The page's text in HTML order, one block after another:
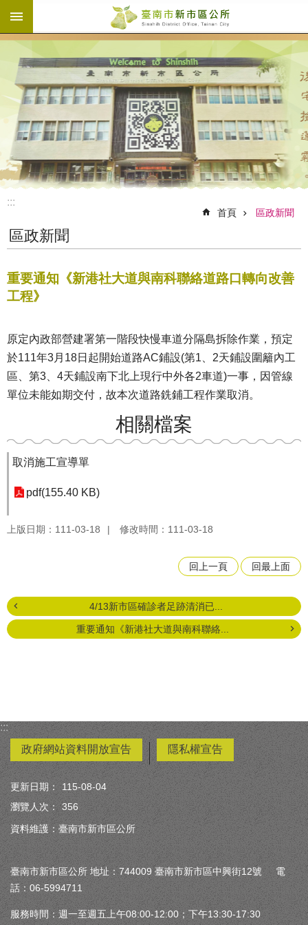
跳到主要內容區塊
:::
首頁 區政新聞
區政新聞
重要通知《新港社大道與南科聯絡道路口轉向改善
工程》
原定內政部營建署第一階段快慢車道分隔島拆除作業，預定
於111年3月18日起開始道路AC鋪設(第1、2天鋪設圍籬內工
區、第3、4天鋪設南下北上現行中外各2車道)一事，因管線
單位未能如期交付，故本次道路銑鋪工程作業取消。
相關檔案
取消施工宣導單
pdf(155.40 KB)
上版日期：111-03-18 修改時間：111-03-18
回上一頁 回最上面
4/13新市區確診者足跡清消已...
重要通知《新港社大道與南科聯絡...
:::
政府網站資料開放宣告
隱私權宣告
更新日期：
115-08-04
瀏覽人次：
356
資料維護：臺南市新市區公所
臺南市新市區公所 地址：744009 臺南市新市區中興街12號 電
話：06-5994711
服務時間：週一至週五上午08:00-12:00；下午13:30-17:30